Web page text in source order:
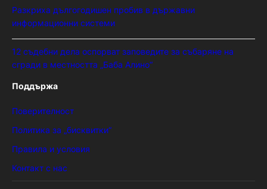
Разкриха дългогодишен пробив в държавни
информационни системи
12 съдебни дела оспорват заповедите за събаряне на
сгради в местността „Баба Алино“
Поддържа
Поверителност
Политика за „бисквитки“
Правила и условия
Контакт с нас